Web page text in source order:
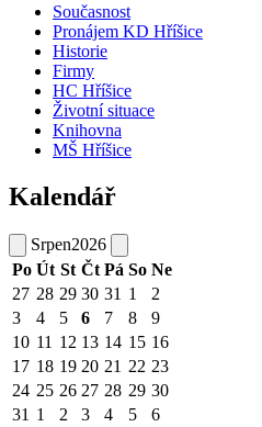
Současnost
Pronájem KD Hříšice
Historie
Firmy
HC Hříšice
Životní situace
Knihovna
MŠ Hříšice
Kalendář
Srpen2026
Po Út St Čt Pá So Ne
27 28 29 30 31 1
2
3
4 5 6 7 8
9
10 11 12 13 14 15 16
17 18 19 20 21 22 23
24 25 26 27 28 29 30
31 1 2 3 4 5 6